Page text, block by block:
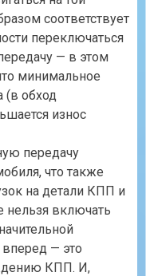
соответствует
переключаться
— в этом
минимальное
(в обход
износ
передачу
что также
на детали КПП и
нельзя включать
— это
КПП. И,